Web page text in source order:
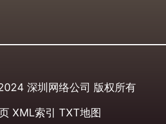
深圳网络公司 版权所有
XML索引 TXT地图